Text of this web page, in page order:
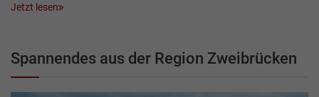
Jetzt lesen
Spannendes aus der Region Zweibrücken